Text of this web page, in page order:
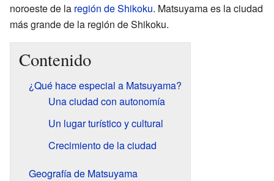
noroeste de la región de Shikoku. Matsuyama es la ciudad
más grande de la región de Shikoku.
Contenido
¿Qué hace especial a Matsuyama?
Una ciudad con autonomía
Un lugar turístico y cultural
Crecimiento de la ciudad
Geografía de Matsuyama